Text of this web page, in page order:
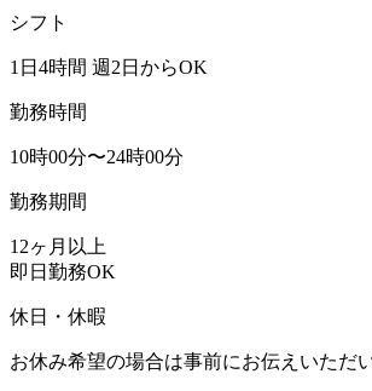
シフト
1日4時間 週2日からOK
勤務時間
10時00分〜24時00分
勤務期間
12ヶ月以上
即日勤務OK
休日・休暇
お休み希望の場合は事前にお伝えいただ